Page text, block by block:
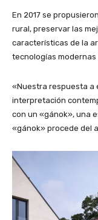
En 2017 se
rural, preservar las
características de la
tecnologías
«Nuestra respuesta a
interpretación
con un «gánok», una
«gánok» procede del